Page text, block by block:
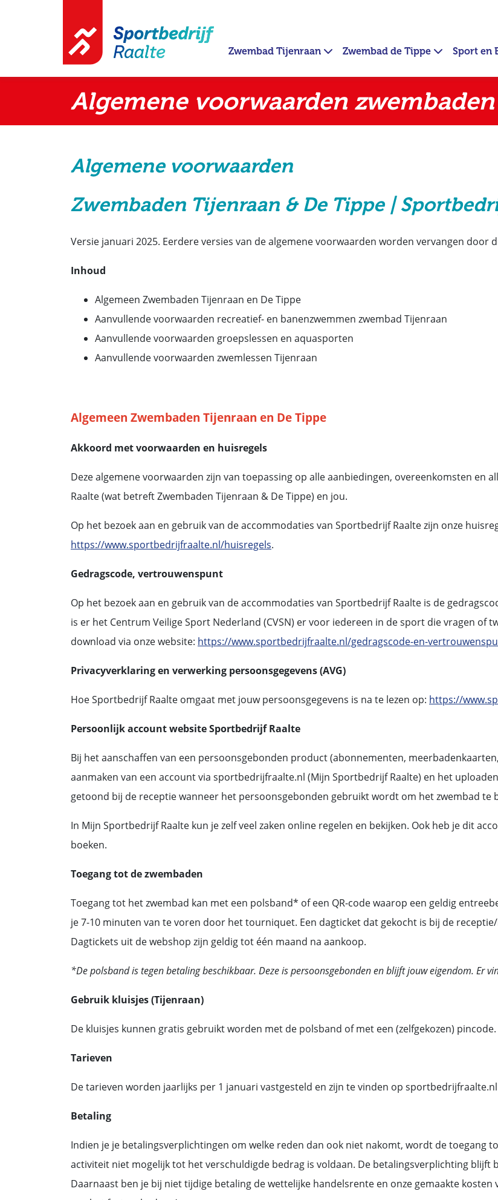
Zwembad Tijenraan Zwembad de Tippe Sport en
Algemene voorwaarden zwembaden
Algemene voorwaarden
Zwembaden Tijenraan & De Tippe |
Versie januari 2025. Eerdere versies van de algemene voorwaarden worden vervangen door
Inhoud
Algemeen Zwembaden Tijenraan en De Tippe
Aanvullende voorwaarden recreatief- en banenzwemmen zwembad Tijenraan
Aanvullende voorwaarden groepslessen en aquasporten
Aanvullende voorwaarden zwemlessen Tijenraan
Algemeen Zwembaden Tijenraan en De Tippe
Akkoord met voorwaarden en huisregels
Deze algemene voorwaarden zijn van toepassing op alle aanbiedingen, overeenkomsten en
Raalte (wat betreft Zwembaden Tijenraan & De Tippe) en jou.
Op het bezoek aan en gebruik van de accommodaties van Sportbedrijf Raalte zijn onze
https://www.sportbedrijfraalte.nl/huisregels.
Gedragscode, vertrouwenspunt
Op het bezoek aan en gebruik van de accommodaties van Sportbedrijf Raalte is de
is er het Centrum Veilige Sport Nederland (CVSN) er voor iedereen in de sport die vragen of
download via onze website: https://www.sportbedrijfraalte.nl/gedragscode-en-
Privacyverklaring en verwerking persoonsgegevens (AVG)
Hoe Sportbedrijf Raalte omgaat met jouw persoonsgegevens is na te lezen op: https://
Persoonlijk account website Sportbedrijf Raalte
Bij het aanschaffen van een persoonsgebonden product (abonnementen,
aanmaken van een account via sportbedrijfraalte.nl (Mijn Sportbedrijf Raalte) en het
getoond bij de receptie wanneer het persoonsgebonden gebruikt wordt om het zwembad te
In Mijn Sportbedrijf Raalte kun je zelf veel zaken online regelen en bekijken. Ook heb je dit
boeken.
Toegang tot de zwembaden
Toegang tot het zwembad kan met een polsband* of een QR-code waarop een geldig
je 7-10 minuten van te voren door het tourniquet. Een dagticket dat gekocht is bij de
Dagtickets uit de webshop zijn geldig tot één maand na aankoop.
*De polsband is tegen betaling beschikbaar. Deze is persoonsgebonden en blijft jouw eigendom. Er
Gebruik kluisjes (Tijenraan)
De kluisjes kunnen gratis gebruikt worden met de polsband of met een (zelfgekozen) pincode.
Tarieven
De tarieven worden jaarlijks per 1 januari vastgesteld en zijn te vinden op
Betaling
Indien je je betalingsverplichtingen om welke reden dan ook niet nakomt, wordt de toegang
activiteit niet mogelijk tot het verschuldigde bedrag is voldaan. De betalingsverplichting blijft
Daarnaast ben je bij niet tijdige betaling de wettelijke handelsrente en onze gemaakte